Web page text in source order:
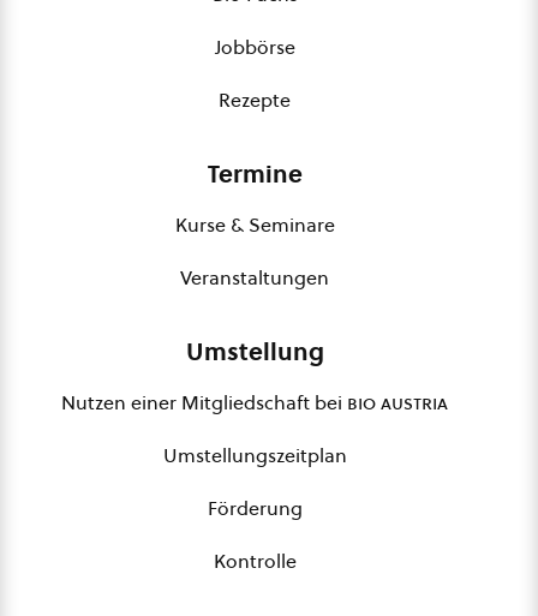
Jobbörse
Rezepte
Termine
Kurse & Seminare
Veranstaltungen
Umstellung
Nutzen einer Mitgliedschaft bei bio austria
Umstellungszeitplan
Förderung
Kontrolle